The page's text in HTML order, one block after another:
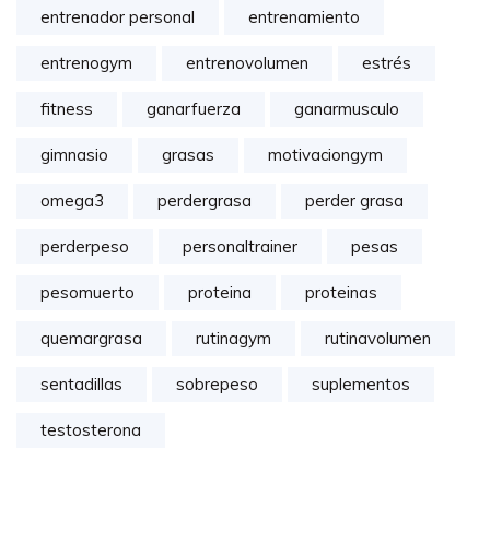
entrenador personal entrenamiento
entrenogym entrenovolumen estrés
fitness ganarfuerza ganarmusculo
gimnasio grasas motivaciongym
omega3 perdergrasa perder grasa
perderpeso personaltrainer pesas
pesomuerto proteina proteinas
quemargrasa rutinagym rutinavolumen
sentadillas sobrepeso suplementos
testosterona